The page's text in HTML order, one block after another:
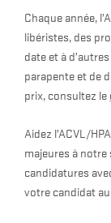
Chaque année,
libéristes, des
date et à
parapente et de
prix, consultez le
Aidez l’ACVL/
majeures à
candidatures
votre candidat